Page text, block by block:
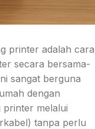
printer adalah cara
secara bersama-
sangat berguna
dengan
printer melalui
tanpa perlu